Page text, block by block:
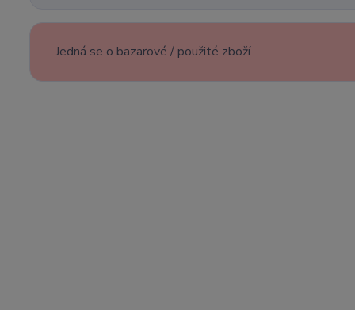
Jedná se o bazarové / použité zboží